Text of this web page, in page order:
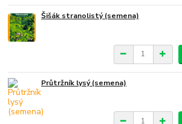
Šišák stranolistý (semena)
Průtržník lysý (semena)